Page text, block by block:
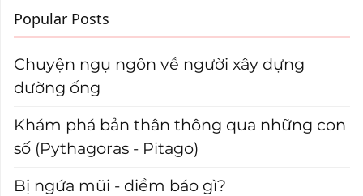
Popular Posts
Chuyện ngụ ngôn về người xây dựng
đường ống
Khám phá bản thân thông qua những con
số (Pythagoras - Pitago)
Bị ngứa mũi - điềm báo gì?